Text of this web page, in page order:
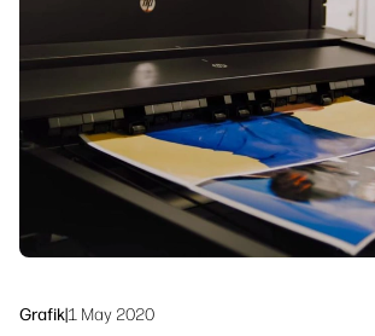
Workflow-Lösungen
Nachhaltigkeit
Grafik|1 May 2020